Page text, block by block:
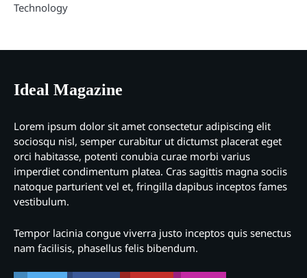
Technology
Ideal Magazine
Lorem ipsum dolor sit amet consectetur adipiscing elit
sociosqu nisl, semper curabitur ut dictumst placerat eget
orci habitasse, potenti conubia curae morbi varius
imperdiet condimentum platea. Cras sagittis magna sociis
natoque parturient vel et, fringilla dapibus inceptos fames
vestibulum.
Tempor lacinia congue viverra justo inceptos quis senectus
nam facilisis, phasellus felis bibendum.